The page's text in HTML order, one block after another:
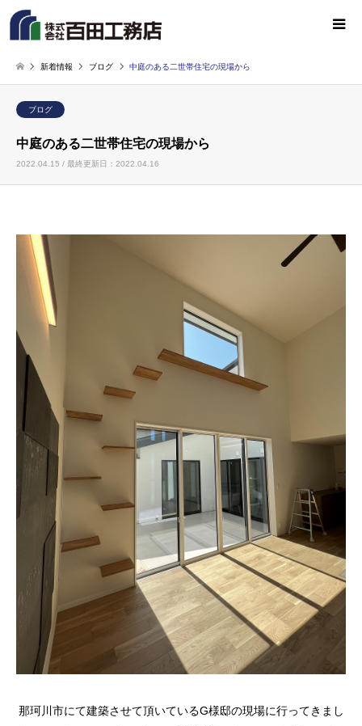
新着情報 ブログ 中庭のある二世帯住宅の現場から
ブログ
中庭のある二世帯住宅の現場から
2022.04.15 / 最終更新日：2022.04.16
那珂川市にて建築させて頂いているG様邸の現場に行ってきまし